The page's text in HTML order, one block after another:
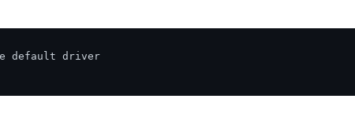
default driver